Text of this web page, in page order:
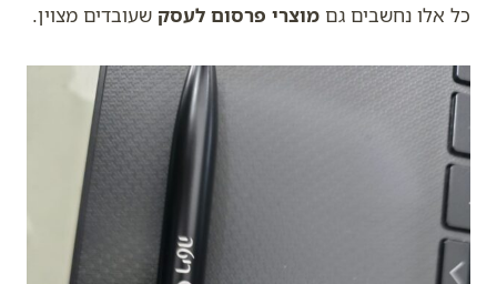
כל אלו נחשבים גם מוצרי פרסום לעסק שעובדים מצוין.